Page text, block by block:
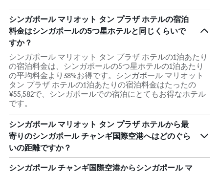
シンガポール マリオット タン プラザ ホテルの宿泊
料金はシンガポールの5つ星ホテルと同じくらいで
すか？
シンガポール マリオット タン プラザ ホテルの1泊あたり
の宿泊料金は、シンガポールの5つ星ホテルの1泊あたり
の平均料金より38%お得です。シンガポール マリオット
タン プラザ ホテルの1泊あたりの宿泊料金はたったの
¥55,582で、シンガポールでの宿泊にとてもお得なホテル
です。
シンガポール マリオット タン プラザ ホテルから最
寄りのシンガポール チャンギ国際空港へはどのぐら
いの距離ですか？
シンガポール チャンギ国際空港からシンガポール マ